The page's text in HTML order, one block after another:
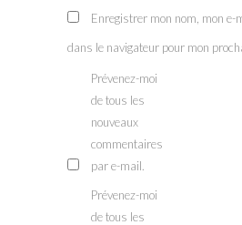
Enregistrer mon nom, mon e-
dans le navigateur pour mon
Prévenez-moi
de tous les
nouveaux
commentaires
par e-mail.
Prévenez-moi
de tous les